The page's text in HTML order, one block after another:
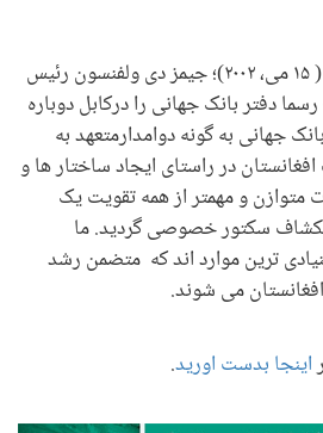
۱۵ سال قبل در همین روز ( ۱۵ می، ۲۰۰۲)؛ جیمز دی ولفنسون رئیس
دفتر بانک جهانی را درکابل دوباره
جهانی به گونه دوامدارمتعهد به
در راستای ایجاد ساختار ها و
متوازن و مهمتر از همه تقویت یک
سکتور خصوصی گردید. ما
ترین موارد اند که متضمن رشد
می شوند.
اینجا بدست اورید.